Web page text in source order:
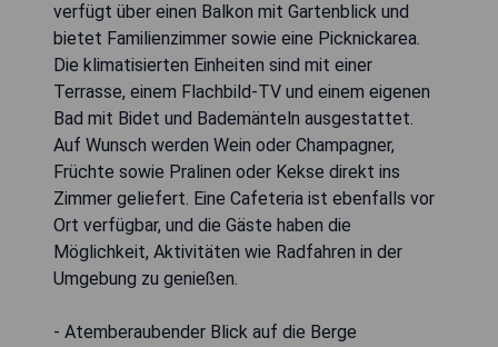
verfügt über einen Balkon mit Gartenblick und
bietet Familienzimmer sowie eine Picknickarea.
Die klimatisierten Einheiten sind mit einer
Terrasse, einem Flachbild-TV und einem eigenen
Bad mit Bidet und Bademänteln ausgestattet.
Auf Wunsch werden Wein oder Champagner,
Früchte sowie Pralinen oder Kekse direkt ins
Zimmer geliefert. Eine Cafeteria ist ebenfalls vor
Ort verfügbar, und die Gäste haben die
Möglichkeit, Aktivitäten wie Radfahren in der
Umgebung zu genießen.
- Atemberaubender Blick auf die Berge